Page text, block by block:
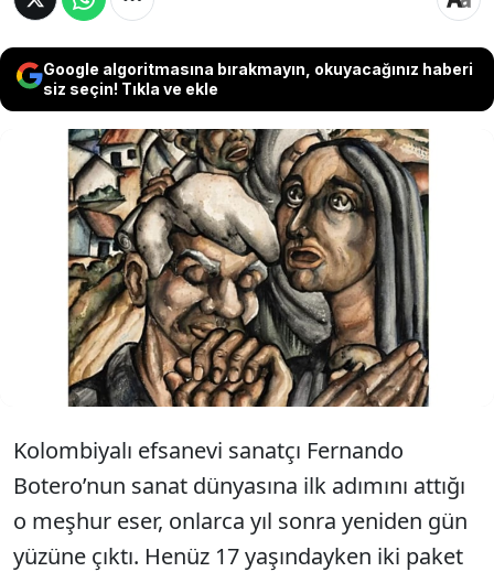
Google algoritmasına bırakmayın, okuyacağınız haberi
siz seçin! Tıkla ve ekle
Sanat hayatına yeni başladığı zamanlarda yaptığı
ilk resmi iki paket sigara parasına satan
sanatçının eserleri milyonlarca lira değer biçilerek
açık artırmaya çıkarılıyor. 20. yüzyılın değeri
sanatçıları arasında yer alan ismin ilk eserinin
satışa sunulacağı açık artırma esnasında 120'den
fazla eserinin de sergilenmesi bekleniyor.
Kolombiyalı efsanevi sanatçı Fernando
Botero’nun sanat dünyasına ilk adımını attığı
o meşhur eser, onlarca yıl sonra yeniden gün
yüzüne çıktı. Henüz 17 yaşındayken iki paket